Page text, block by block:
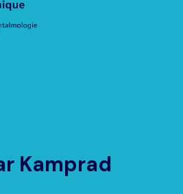
Kamprad